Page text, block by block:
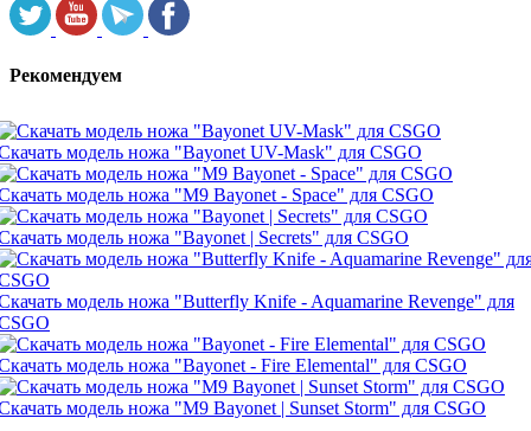
Рекомендуем
модель ножа "Bayonet UV-Mask" для CSGO
модель ножа "M9 Bayonet - Space" для CSGO
модель ножа "Bayonet | Secrets" для CSGO
модель ножа "Butterfly Knife - Aquamarine Revenge" для
модель ножа "Bayonet - Fire Elemental" для CSGO
модель ножа "M9 Bayonet | Sunset Storm" для CSGO